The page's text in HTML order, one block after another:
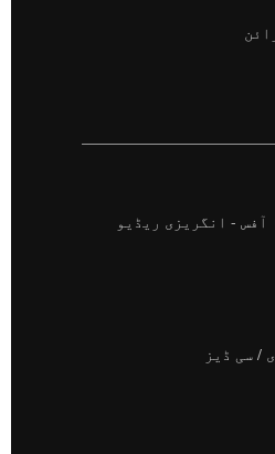
آفس - انگریزی ریڈیو
/ سی ڈیز